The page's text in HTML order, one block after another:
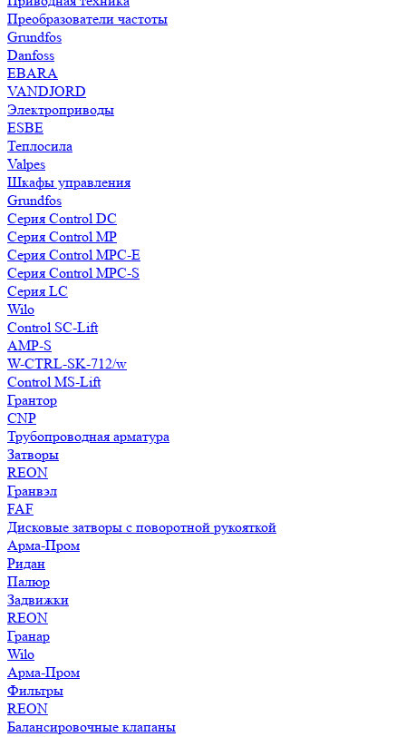
Преобразователи частоты
Grundfos
Danfoss
EBARA
VANDJORD
Электроприводы
ESBE
Теплосила
Valpes
Шкафы управления
Grundfos
Серия Control DC
Серия Control MP
Серия Control MPC-E
Серия Control MPC-S
Серия LC
Wilo
Control SC-Lift
AMP-S
W-CTRL-SK-712/w
Control MS-Lift
Грантор
CNP
Трубопроводная арматура
Затворы
REON
Гранвэл
FAF
Дисковые затворы с поворотной рукояткой
Арма-Пром
Ридан
Палюр
Задвижки
REON
Гранар
Wilo
Арма-Пром
Фильтры
REON
Балансировочные клапаны